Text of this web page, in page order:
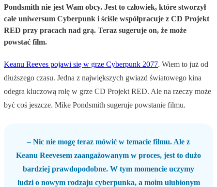
Pondsmith nie jest Wam obcy. Jest to człowiek, które stworzył
całe uniwersum Cyberpunk i ściśle współpracuje z CD Projekt
RED przy pracach nad grą. Teraz sugeruje on, że może
powstać film.
Keanu Reeves pojawi się w grze Cyberpunk 2077. Wiem to już od
dłuższego czasu. Jedna z największych gwiazd światowego kina
odegra kluczową rolę w grze CD Projekt RED. Ale na rzeczy może
być coś jeszcze. Mike Pondsmith sugeruje powstanie filmu.
– Nic nie mogę teraz mówić w temacie filmu. Ale z
Keanu Reevesem zaangażowanym w proces, jest to dużo
bardziej prawdopodobne. W tym momencie uczymy
ludzi o nowym rodzaju cyberpunka, a moim ulubionym